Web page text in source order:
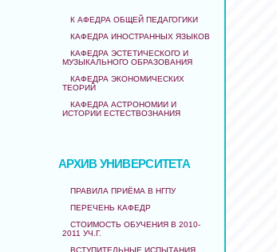
К АФЕДРА ОБЩЕЙ ПЕДАГОГИКИ
КАФЕДРА ИНОСТРАННЫХ ЯЗЫКОВ
КАФЕДРА ЭСТЕТИЧЕСКОГО И
МУЗЫКАЛЬНОГО ОБРАЗОВАНИЯ
КАФЕДРА ЭКОНОМИЧЕСКИХ
ТЕОРИЙ
КАФЕДРА АСТРОНОМИИ И
ИСТОРИИ ЕСТЕСТВОЗНАНИЯ
АРХИВ УНИВЕРСИТЕТА
ПРАВИЛА ПРИЁМА В НГПУ
ПЕРЕЧЕНЬ КАФЕДР
СТОИМОСТЬ ОБУЧЕНИЯ В 2010-
2011 УЧ.Г.
ВСТУПИТЕЛЬНЫЕ ИСПЫТАНИЯ